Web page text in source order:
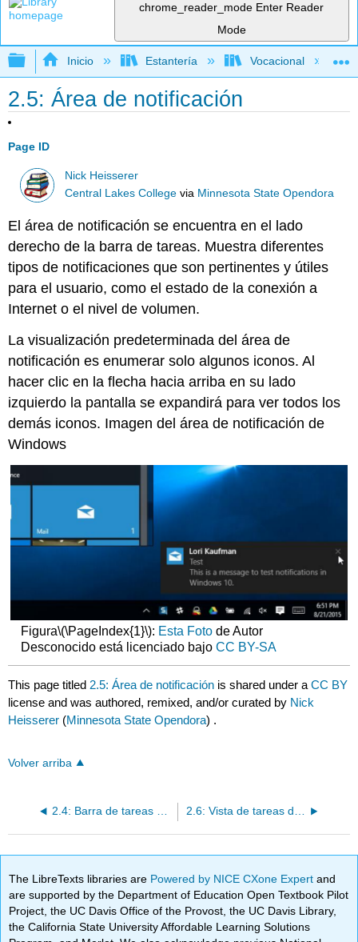
chrome_reader_mode Enter Reader
Mode
Expandir/contraer jerarquía global
Inicio Estantería Vocacional
2.5: Área de notificación
Page ID
Nick Heisserer
Central Lakes College via Minnesota State Opendora
El área de notificación se encuentra en el lado
derecho de la barra de tareas. Muestra diferentes
tipos de notificaciones que son pertinentes y útiles
para el usuario, como el estado de la conexión a
Internet o el nivel de volumen.
La visualización predeterminada del área de
notificación es enumerar solo algunos iconos. Al
hacer clic en la flecha hacia arriba en su lado
izquierdo la pantalla se expandirá para ver todos los
demás iconos. Imagen del área de notificación de
Windows
Figura\(\PageIndex{1}\): Esta Fotode Autor
Desconocido está licenciado bajo CC BY-SA
This page titled 2.5: Área de notificación is shared under aCC BY
license and was authored, remixed, and/or curated by Nick
Heisserer (Minnesota State Opendora) .
Volver arriba
2.4: Barra de tareas de Windows (TutorialSpoint.com, n.d.) 2.6: Vista de tareas de Windows 10
The LibreTexts libraries are Powered by NICE CXone Expertand
are supported by the Department of Education Open Textbook Pilot
Project, the UC Davis Office of the Provost, the UC Davis Library,
the California State University Affordable Learning Solutions